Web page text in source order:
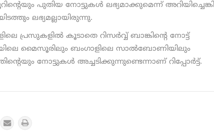
പുതിയ നോട്ടുകള്‍ ലഭ്യമാക്കുമെന്ന്
ലഭ്യമല്ലായിരുന്നു.
പ്രസുകളില്‍ കൂടാതെ റിസര്‍വ്വ് ബാങ്കിന്റെ നോട്ട്
മൈസൂരിലും ബംഗാളിലെ സാല്‍ബോണിയിലും
നോട്ടുകള്‍ അച്ചടിക്കുന്നുണ്ടെന്നാണ് റിപ്പോർട്ട്.